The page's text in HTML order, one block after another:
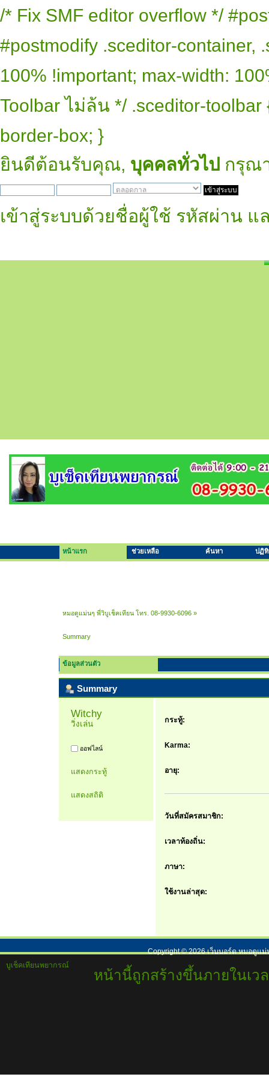
/* Fix SMF editor overflow */
#postmodify .sceditor-container,
100% !important; max-width:
Toolbar ไม่ล้น */ .sceditor-
border-box; }
ยินดีต้อนรับคุณ, บุคคลทั่วไป กรุณ
เข้าสู่ระบบด้วยชื่อผู้ใช้ รหัสผ่าน แ
หน้าแรก ช่วยเหลือ ค้นหา ปฏิ
หมอดูแม่นๆ พี่วิบูเช็คเทียน โทร. 08-9930-6096 »
Summary
ข้อมูลส่วนตัว
Summary
Witchy
วิ่งเล่น
ออฟไลน์
แสดงกระทู้
แสดงสถิติ
กระทู้:
Karma:
อายุ:
วันที่สมัครสมาชิก:
เวลาท้องถิ่น:
ภาษา:
ใช้งานล่าสุด:
Copyright ©2026เว็บบอร์ด หมอดูแม่
บูเช็คเทียนพยากรณ์
หน้านี้ถูกสร้างขึ้นภายในเว